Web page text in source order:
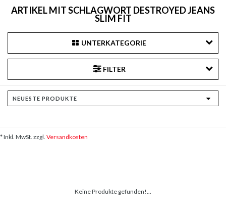
ARTIKEL MIT SCHLAGWORT DESTROYED JEANS
SLIM FIT
UNTERKATEGORIE
FILTER
* Inkl. MwSt. zzgl. Versandkosten
Keine Produkte gefunden!...